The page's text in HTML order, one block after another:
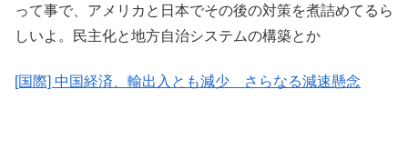
って事で、アメリカと日本でその後の対策を煮詰めてるら
しいよ。民主化と地方自治システムの構築とか
[国際] 中国経済、輸出入とも減少 さらなる減速懸念